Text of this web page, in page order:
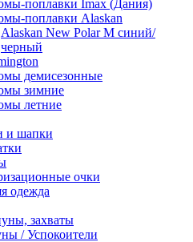
поплавки Imax (Дания)
поплавки Alaskan
Alaskan New Polar M синий/
черный
демисезонные
зимние
летние
и шапки
очки
одежда
захваты
/ Успокоители